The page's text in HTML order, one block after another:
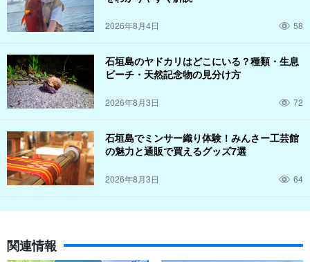
りません。
2026年8月4日 58
石垣島のヤドカリはどこにいる？種類・生息
ビーチ・天然記念物の見分け方
2026年8月3日 72
石垣島でミンサー織り体験！みんさー工芸館
の魅力と通販で買えるグッズ7選
2026年8月3日 64
関連情報